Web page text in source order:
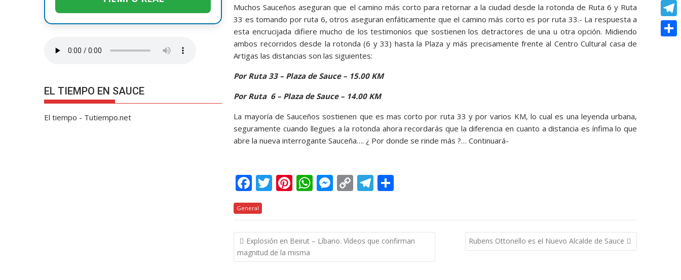
Muchos Sauceños aseguran que el camino más corto para retornar a la ciudad desde la rotonda de Ruta 6 y Ruta
33 es tomando por ruta 6, otros aseguran enfáticamente que el camino más corto es por ruta 33.- La respuesta a
esta encrucijada difiere mucho de los testimonios que sostienen los detractores de una u otra opción. Midiendo
ambos recorridos desde la rotonda (6 y 33) hasta la Plaza y más precisamente frente al Centro Cultural casa de
Artigas las distancias son las siguientes:
Por Ruta 33 – Plaza de Sauce – 15.00 KM
Por Ruta 6 – Plaza de Sauce – 14.00 KM
La mayoría de Sauceños sostienen que es mas corto por ruta 33 y por varios KM, lo cual es una leyenda urbana,
seguramente cuando llegues a la rotonda ahora recordarás que la diferencia en cuanto a distancia es ínfima lo que
abre la nueva interrogante Sauceña…. ¿ Por donde se rinde más ?… Continuará-
F
ac
e
b
o
o
T
itt
er
Pi
er
e
st
W
at
s
A
p
M
ss
e
n
g
C
p
y
Li
n
T
e
gr
a
m
m
p
ar
ti
General
Navegación
de
entradas
Explosión en Beirut – Líbano. Vídeos que confirman
magnitud de la misma
Rubens Ottonello es el Nuevo Alcalde de Sauce
EL TIEMPO EN SAUCE
El tiempo - Tutiempo.net
k
e
r
e
r
t
s
s
s
C
o
p
T